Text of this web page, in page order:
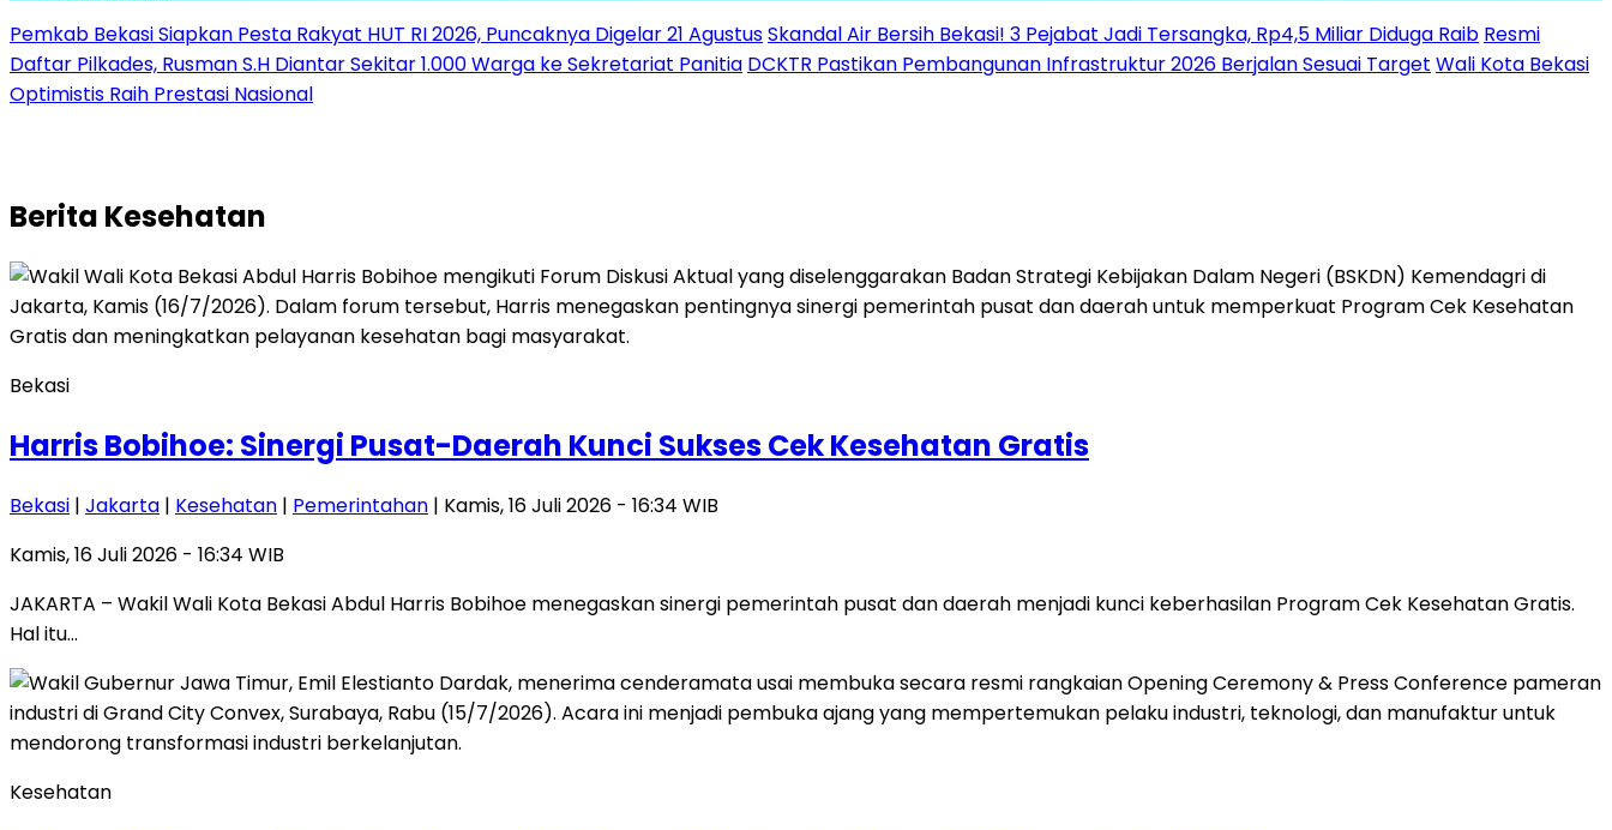
Pemkab Bekasi Siapkan Pesta Rakyat HUT RI 2026, Puncaknya Digelar 21 AgustusSkandal Air Bersih Bekasi! 3 Pejabat Jadi Tersangka, Rp4,5 Miliar Diduga Raib Resmi
Daftar Pilkades, Rusman S.H Diantar Sekitar 1.000 Warga ke Sekretariat Panitia DCKTR Pastikan Pembangunan Infrastruktur 2026 Berjalan Sesuai Target Wali Kota Bekasi
Optimistis Raih Prestasi Nasional
Berita Kesehatan
Bekasi
Harris Bobihoe: Sinergi Pusat-Daerah Kunci Sukses Cek Kesehatan Gratis
Bekasi | Jakarta | Kesehatan | Pemerintahan | Kamis, 16 Juli 2026 - 16:34 WIB
Kamis, 16 Juli 2026 - 16:34 WIB
JAKARTA – Wakil Wali Kota Bekasi Abdul Harris Bobihoe menegaskan sinergi pemerintah pusat dan daerah menjadi kunci keberhasilan Program Cek Kesehatan Gratis.
Hal itu…
Kesehatan